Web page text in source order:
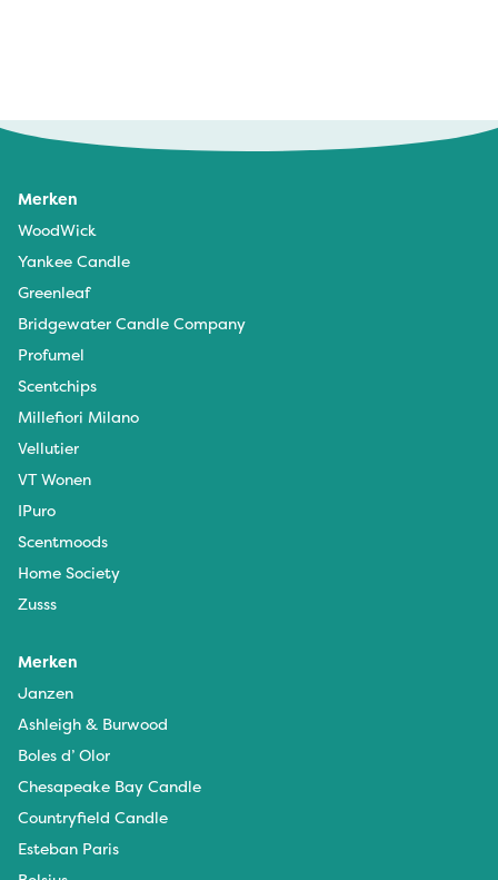
Merken
WoodWick
Yankee Candle
Greenleaf
Bridgewater Candle Company
Profumel
Scentchips
Millefiori Milano
Vellutier
VT Wonen
IPuro
Scentmoods
Home Society
Zusss
Merken
Janzen
Ashleigh & Burwood
Boles d’ Olor
Chesapeake Bay Candle
Countryfield Candle
Esteban Paris